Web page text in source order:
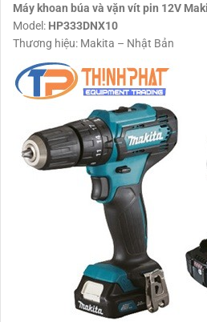
Máy khoan búa và vặn vít pin 12V
Model: HP333DNX10
Thương hiệu: Makita – Nhật Bản